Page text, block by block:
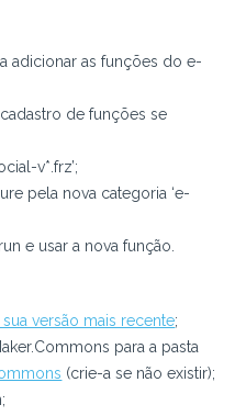
adicionar as funções do e-
de funções se
v*.frz’;
pela nova categoria ‘e-
e usar a nova função.
versão mais recente;
para a pasta
(crie-a se não existir);